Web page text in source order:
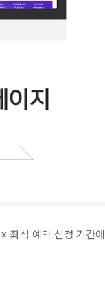
※ 좌석 예약 신청 기간